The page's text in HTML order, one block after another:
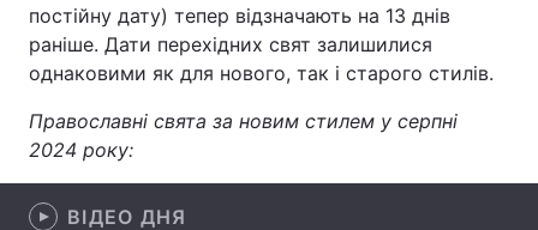
Лонгріди
Інтерв'ю
Архів
постійну дату) тепер відзначають на 13 днів
раніше. Дати перехідних свят залишилися
однаковими як для нового, так і старого стилів.
Православні свята за новим стилем у серпні
2024 року:
ВІДЕО ДНЯ